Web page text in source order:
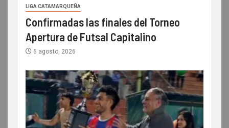
LIGA CATAMARQUEÑA
Confirmadas las finales del Torneo
Apertura de Futsal Capitalino
6 agosto, 2026